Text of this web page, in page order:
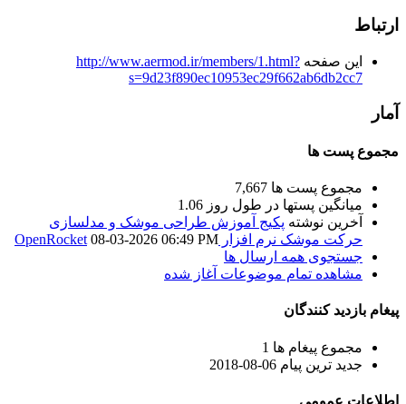
ارتباط
این صفحه http://www.aermod.ir/members/1.html?
s=9d23f890ec10953ec29f662ab6db2cc7
آمار
مجموع پست ها
مجموع پست ها 7,667
میانگین پستها در طول روز 1.06
آخرين نوشته پکیج آموزش طراحی موشک و مدلسازی
حرکت موشک نرم افزار OpenRocket
08-03-2026 06:49 PM
جستجوی همه ارسال ها
مشاهده تمام موضوعات آغاز شده
پیغام بازدید کنندگان
مجموع پیغام ها 1
جدید ترین پیام 06-08-2018
اطلاعات عمومی